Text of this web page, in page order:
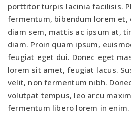
porttitor turpis lacinia facilisis.
fermentum, bibendum lorem et,
diam sem, mattis ac ipsum at,
diam. Proin quam ipsum,
feugiat eget dui. Donec eget
lorem sit amet, feugiat lacus.
velit, non fermentum nibh.
volutpat tempus, leo arcu
fermentum libero lorem in enim.